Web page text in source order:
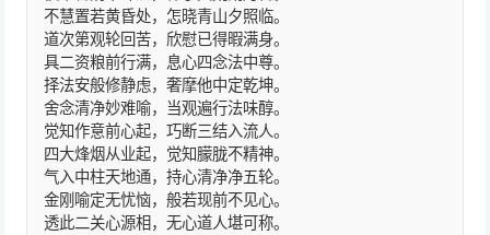
不慧置若黄昏处，怎晓青山夕照临。
道次第观轮回苦，欣慰已得暇满身。
具二资粮前行满，息心四念法中尊。
择法安般修静虑，奢摩他中定乾坤。
舍念清净妙难喻，当观遍行法味醇。
觉知作意前心起，巧断三结入流人。
四大烽烟从业起，觉知朦胧不精神。
气入中柱天地通，持心清净净五轮。
金刚喻定无忧恼，般若现前不见心。
透此二关心源相，无心道人堪可称。